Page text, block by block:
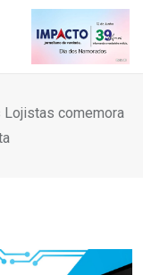
Lojistas comemora